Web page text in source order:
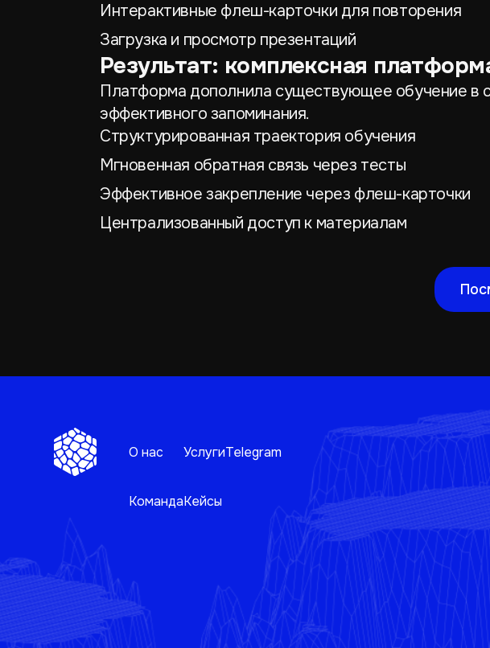
Интерактивные флеш-карточки для повторения
Загрузка и просмотр презентаций
Результат: комплексная
Платформа дополнила существующее обучение в
эффективного запоминания.
Структурированная траектория обучения
Мгновенная обратная связь через тесты
Эффективное закрепление через флеш-карточки
Централизованный доступ к материалам
О нас
Команда
Услуги
Кейсы
Telegram